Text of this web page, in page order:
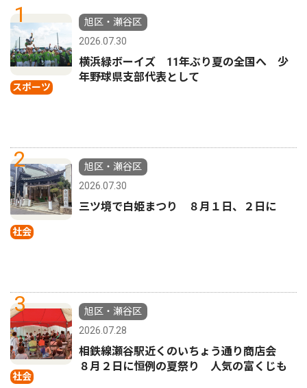
1
スポーツ
旭区・瀬谷区
2026.07.30
横浜緑ボーイズ 11年ぶり夏の全国へ 少
年野球県支部代表として
2
社会
旭区・瀬谷区
2026.07.30
三ツ境で白姫まつり ８月１日、２日に
3
社会
旭区・瀬谷区
2026.07.28
相鉄線瀬谷駅近くのいちょう通り商店会
８月２日に恒例の夏祭り 人気の富くじも